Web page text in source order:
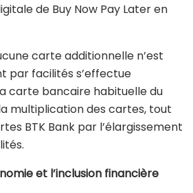
de Buy Now Pay Later en
carte additionnelle n’est
par facilités s’effectue
carte bancaire habituelle du
multiplication des cartes, tout
BTK Bank par l’élargissement
et l’inclusion financière